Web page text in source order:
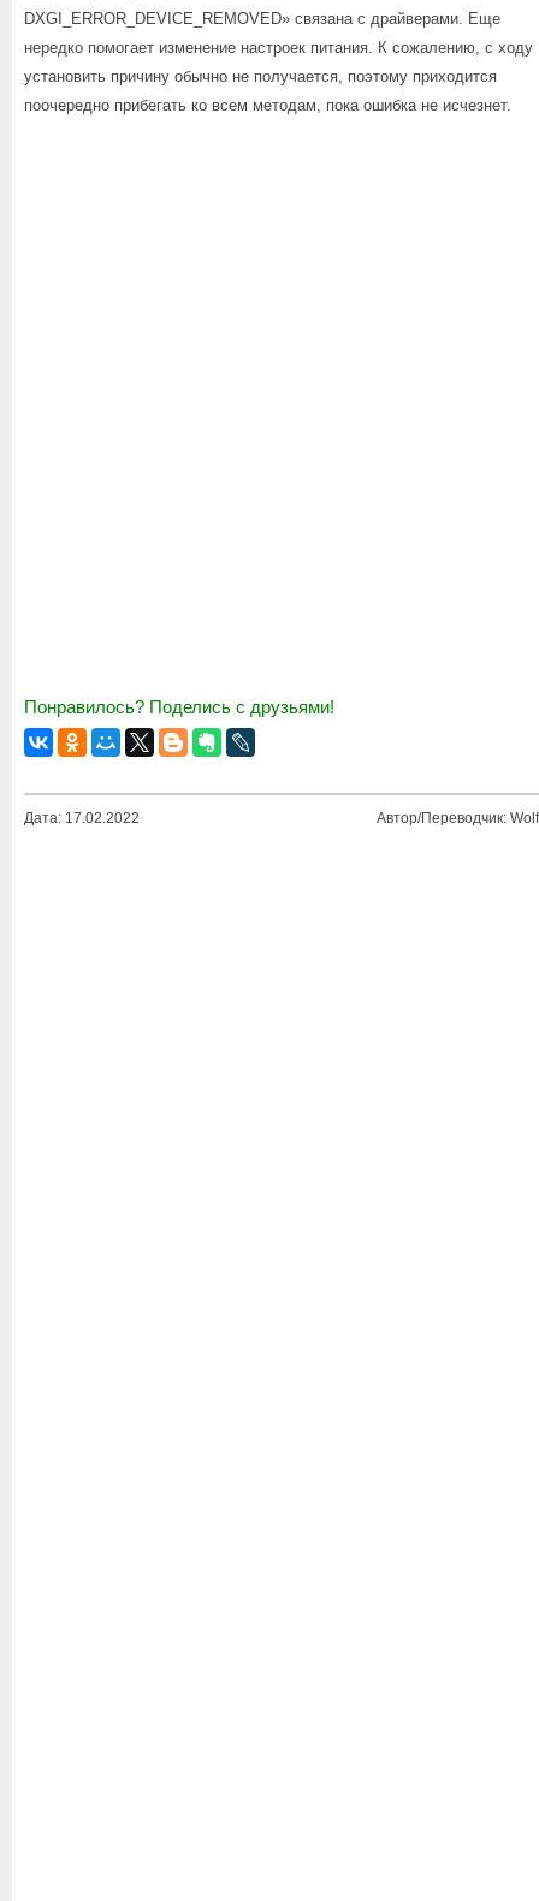
DXGI_ERROR_DEVICE_REMOVED» связана с драйверами. Еще
нередко помогает изменение настроек питания. К сожалению, с ходу
установить причину обычно не получается, поэтому приходится
поочередно прибегать ко всем методам, пока ошибка не исчезнет.
Понравилось? Поделись с друзьями!
Дата: 17.02.2022 Автор/Переводчик: Wolf